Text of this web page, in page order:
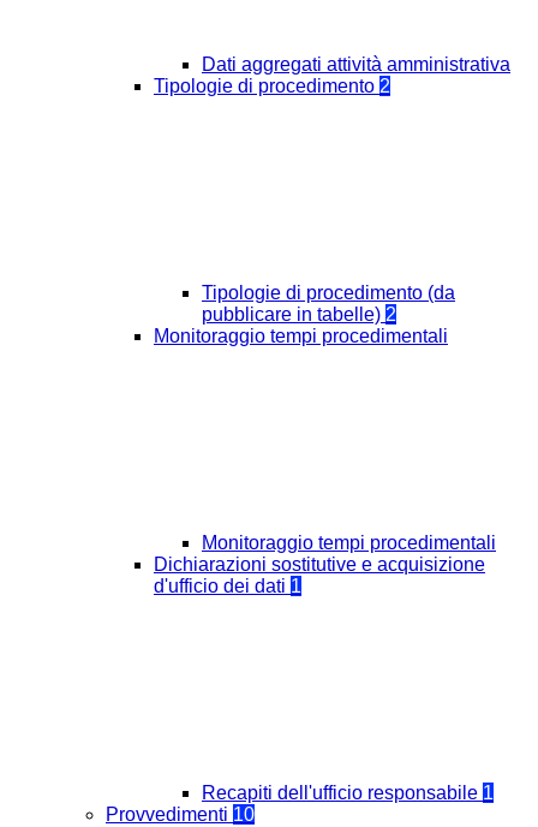
Dati aggregati attività amministrativa
Tipologie di procedimento 2
Tipologie di procedimento (da
pubblicare in tabelle) 2
Monitoraggio tempi procedimentali
Monitoraggio tempi procedimentali
Dichiarazioni sostitutive e acquisizione
d'ufficio dei dati 1
Recapiti dell'ufficio responsabile 1
Provvedimenti 10